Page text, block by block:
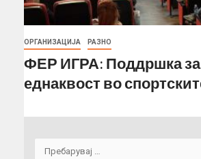
ОРГАНИЗАЦИЈА РАЗНО
ФЕР ИГРА: Поддршка
еднаквост во